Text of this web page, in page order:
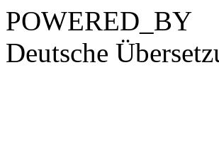
POWERED_BY
Deutsche